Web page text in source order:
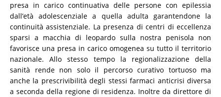
presa in carico continuativa delle persone con epilessia
dall’età adolescenziale a quella adulta garantendone la
continuità assistenziale. La presenza di centri di eccellenza
sparsi a macchia di leopardo sulla nostra penisola non
favorisce una presa in carico omogenea su tutto il territorio
nazionale. Allo stesso tempo la regionalizzazione della
sanità rende non solo il percorso curativo tortuoso ma
anche la prescrivibilità degli stessi farmaci anticrisi diversa
a seconda della regione di residenza. Inoltre da direttore di